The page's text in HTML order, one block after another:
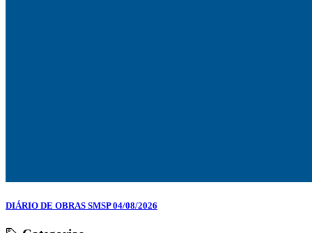
DIÁRIO DE OBRAS SMSP 04/08/2026